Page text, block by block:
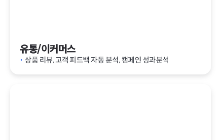
유통/이커머스
상품 리뷰, 고객 피드백 자동 분석, 캠페인 성과분석